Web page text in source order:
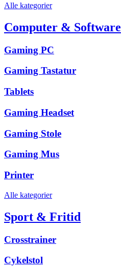
Alle kategorier
Computer & Software
Gaming PC
Gaming Tastatur
Tablets
Gaming Headset
Gaming Stole
Gaming Mus
Printer
Alle kategorier
Sport & Fritid
Crosstrainer
Cykelstol